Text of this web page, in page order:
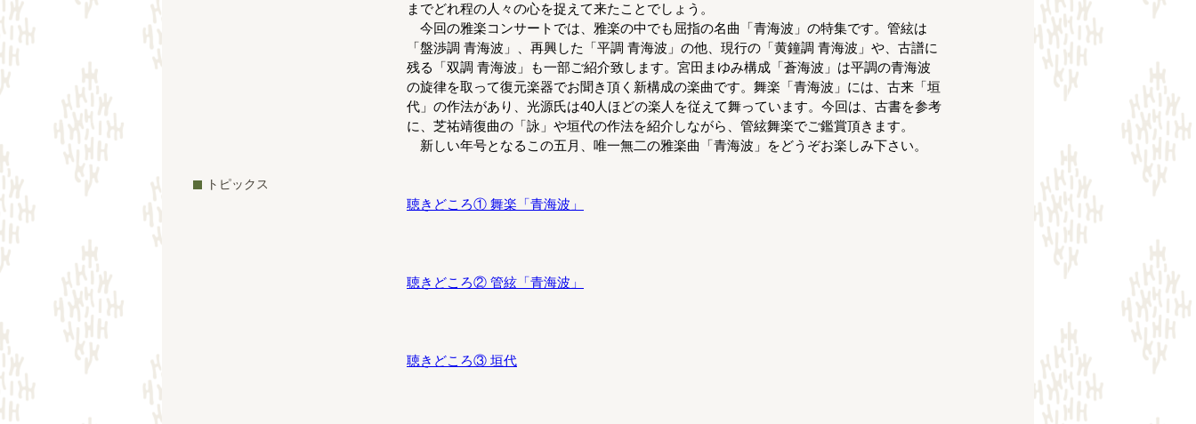
までどれ程の人々の心を捉えて来たことでしょう。
今回の雅楽コンサートでは、雅楽の中でも屈指の名曲「青海波」の特集です。管絃は
「盤渉調 青海波」、再興した「平調 青海波」の他、現行の「黄鐘調 青海波」や、古譜に
残る「双調 青海波」も一部ご紹介致します。宮田まゆみ構成「蒼海波」は平調の青海波
の旋律を取って復元楽器でお聞き頂く新構成の楽曲です。舞楽「青海波」には、古来「垣
代」の作法があり、光源氏は40人ほどの楽人を従えて舞っています。今回は、古書を参考
に、芝祐靖復曲の「詠」や垣代の作法を紹介しながら、管絃舞楽でご鑑賞頂きます。
新しい年号となるこの五月、唯一無二の雅楽曲「青海波」をどうぞお楽しみ下さい。
トピックス
聴きどころ① 舞楽「青海波」
聴きどころ② 管絃「青海波」
聴きどころ③ 垣代